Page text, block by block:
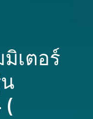
เตอร์
(